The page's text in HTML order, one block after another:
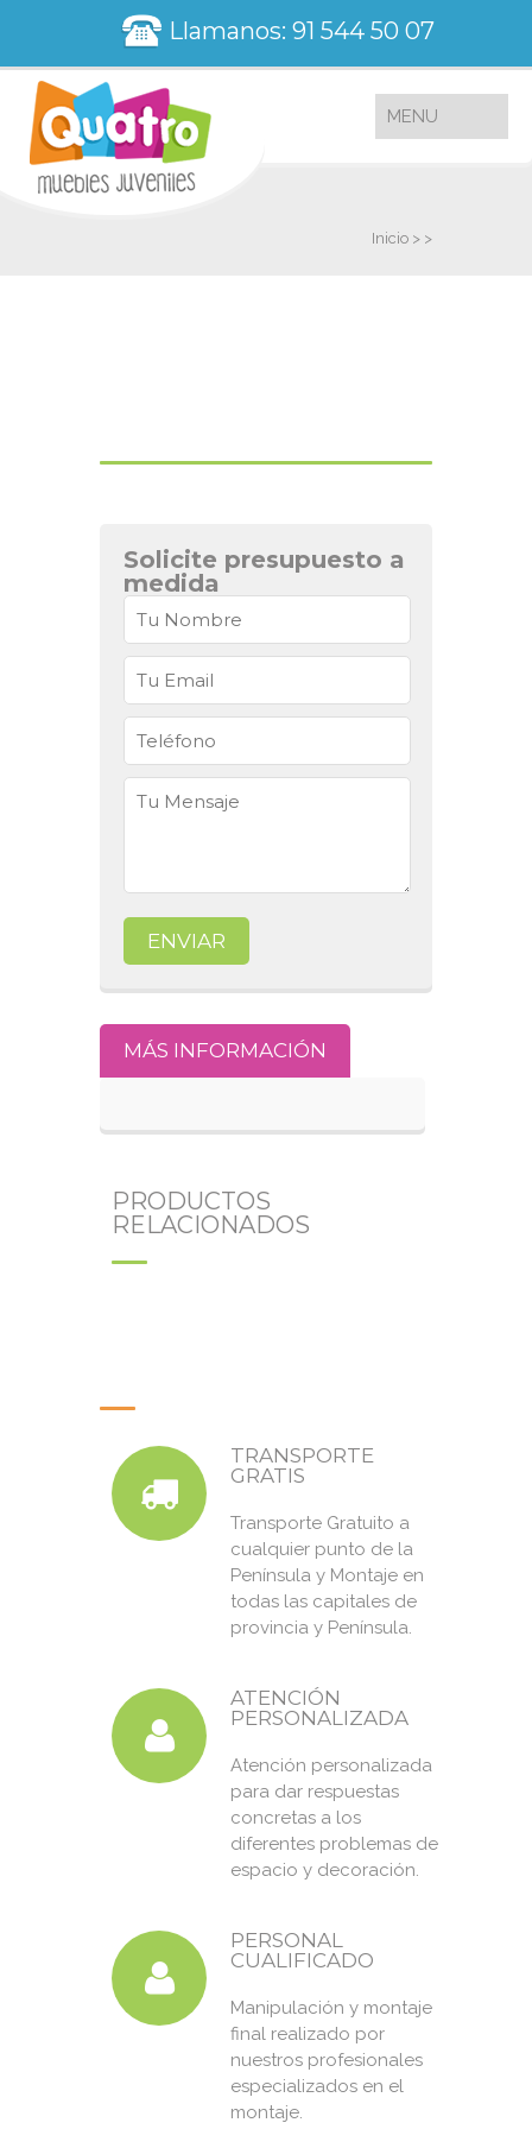
Llamanos: 91 544 50 07
Inicio > >
Solicite presupuesto a
medida
MÁS INFORMACIÓN
PRODUCTOS
RELACIONADOS
TRANSPORTE
GRATIS
Transporte Gratuito a
cualquier punto de la
Península y Montaje en
todas las capitales de
provincia y Península.
ATENCIÓN
PERSONALIZADA
Atención personalizada
para dar respuestas
concretas a los
diferentes problemas de
espacio y decoración.
PERSONAL
CUALIFICADO
Manipulación y montaje
final realizado por
nuestros profesionales
especializados en el
montaje.